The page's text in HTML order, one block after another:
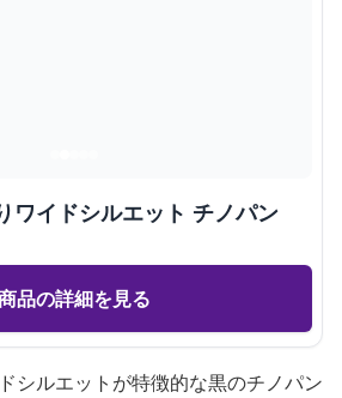
ワイドシルエット チノパン
品の詳細を見る
シルエットが特徴的な黒のチノパン